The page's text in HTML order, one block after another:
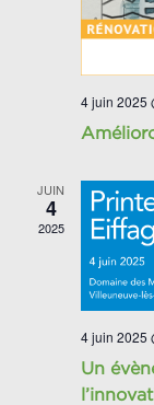
4 juin 2025
JUIN
4
2025
4 juin 2025
Un